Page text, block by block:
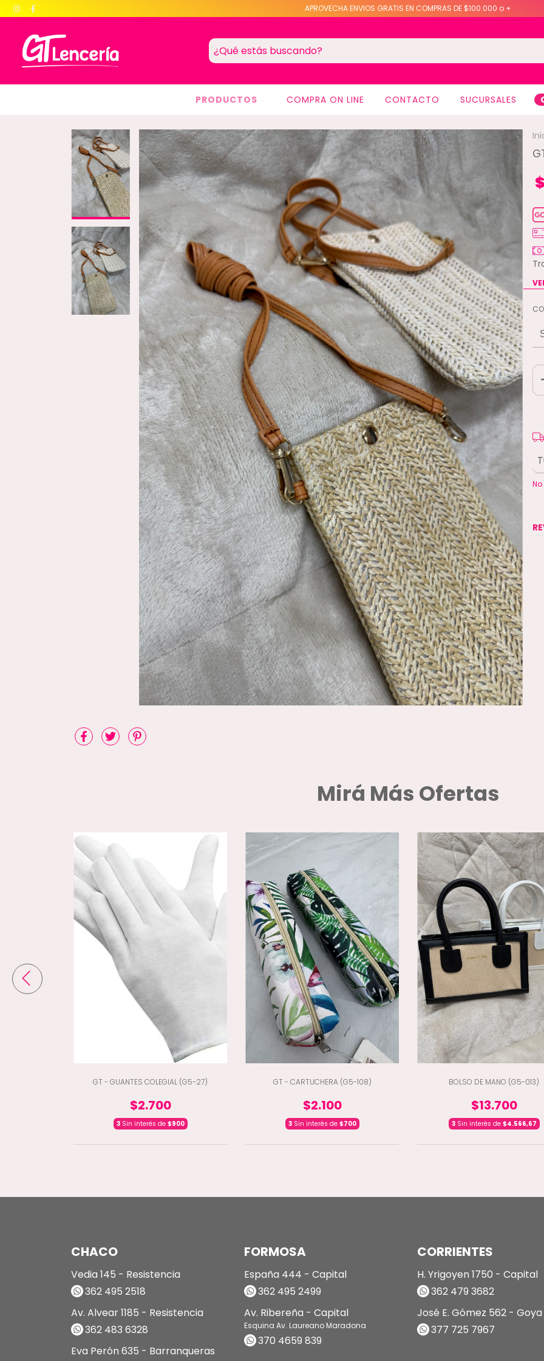
APROVECHA ENVIOS GRATIS EN COMPRAS DE $100.000 o +
PRODUCTOS COMPRA ON LINE CONTACTO SUCURSALES
Mirá Más Ofertas
GT - GUANTES COLEGIAL (G5-27)
$2.700
3Sin interés de $900
GT - CARTUCHERA (G5-108)
$2.100
3Sin interés de $700
BOLSO DE MANO (G5-013)
$13.700
3Sin interés de $4.566,67
CHACO
Vedia 145 - Resistencia
362 495 2518
Av. Alvear 1185 - Resistencia
362 483 6328
Eva Perón 635 - Barranqueras
FORMOSA
España 444 - Capital
362 495 2499
Av. Ribereña - Capital
Esquina Av. Laureano Maradona
370 4659 839
CORRIENTES
H. Yrigoyen 1750 - Capital
362 479 3682
José E. Gómez 562 - Goya
377 725 7967